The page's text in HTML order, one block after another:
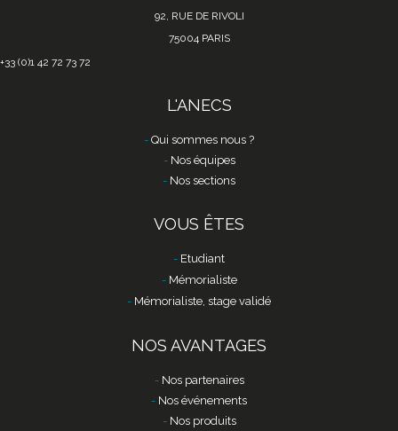
92, RUE DE RIVOLI
75004 PARIS
+33 (0)1 42 72 73 72
L'ANECS
Qui sommes nous ?
Nos équipes
Nos sections
VOUS ÊTES
Etudiant
Mémorialiste
Mémorialiste, stage validé
NOS AVANTAGES
Nos partenaires
Nos événements
Nos produits